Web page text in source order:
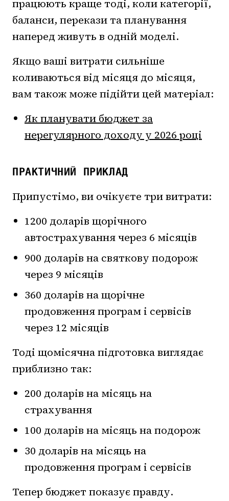
працюють краще тоді, коли категорії,
баланси, перекази та планування
наперед живуть в одній моделі.
Якщо ваші витрати сильніше
коливаються від місяця до місяця,
вам також може підійти цей матеріал:
Як планувати бюджет за
нерегулярного доходу у 2026 році
ПРАКТИЧНИЙ ПРИКЛАД
Припустімо, ви очікуєте три витрати:
1200 доларів щорічного
автострахування через 6 місяців
900 доларів на святкову подорож
через 9 місяців
360 доларів на щорічне
продовження програм і сервісів
через 12 місяців
Тоді щомісячна підготовка виглядає
приблизно так:
200 доларів на місяць на
страхування
100 доларів на місяць на подорож
30 доларів на місяць на
продовження програм і сервісів
Тепер бюджет показує правду.